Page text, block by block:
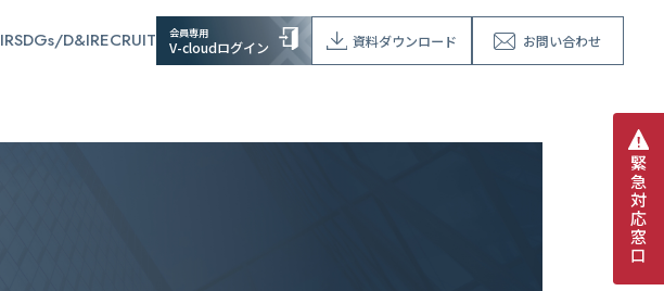
IRSDGs/D&IRECRUIT 会員専用
V-cloudログイン 資料ダウンロード お問い合わせ
緊
急
対
応
窓
口